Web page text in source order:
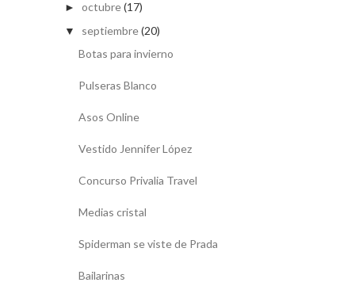
► octubre(17)
▼ septiembre(20)
Botas para invierno
Pulseras Blanco
Asos Online
Vestido Jennifer López
Concurso Privalia Travel
Medias cristal
Spiderman se viste de Prada
Bailarinas